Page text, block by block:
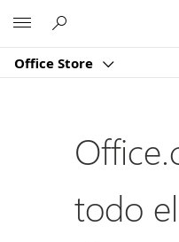
Office Store
todo